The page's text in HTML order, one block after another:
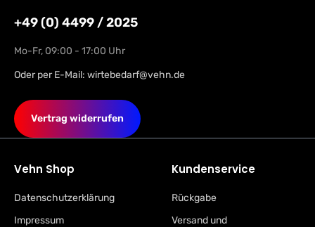
+49 (0) 4499 / 2025
Mo-Fr, 09:00 - 17:00 Uhr
Oder per E-Mail: wirtebedarf@vehn.de
Vertrag widerrufen
Vehn Shop
Datenschutzerklärung
Impressum
Kundenservice
Rückgabe
Versand und